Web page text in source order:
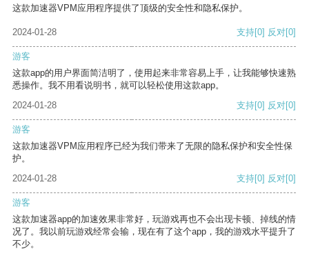
这款加速器VPM应用程序提供了顶级的安全性和隐私保护。
2024-01-28 支持[0] 反对[0]
游客
这款app的用户界面简洁明了，使用起来非常容易上手，让我能够快速熟
悉操作。我不用看说明书，就可以轻松使用这款app。
2024-01-28
支持[0] 反对[0]
游客
这款加速器VPM应用程序已经为我们带来了无限的隐私保护和安全性保
护。
2024-01-28
支持[0] 反对[0]
游客
这款加速器app的加速效果非常好，玩游戏再也不会出现卡顿、掉线的情
况了。我以前玩游戏经常会输，现在有了这个app，我的游戏水平提升了
不少。